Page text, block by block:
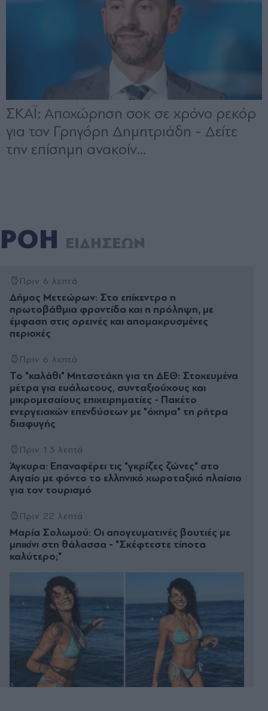
ΡΟΗ ΕΙΔΗΣΕΩΝ
Πριν 6 λεπτά
Δήμος Μετεώρων: Στο επίκεντρο η
πρωτοβάθμια φροντίδα και η πρόληψη, με
έμφαση στις ορεινές και απομακρυσμένες
περιοχές
Πριν 6 λεπτά
Το "καλάθι" Μητσοτάκη για τη ΔΕΘ: Στοχευμένα
μέτρα για ευάλωτους, συνταξιούχους και
μικρομεσαίους επιχειρηματίες - Πακέτο
ενεργειακών επενδύσεων με "όχημα" τη ρήτρα
διαφυγής
Πριν 13 λεπτά
Άγκυρα: Επαναφέρει τις "γκρίζες ζώνες" στο
Αιγαίο με φόντο το ελληνικό χωροταξικό πλαίσιο
για τον τουρισμό
Πριν 22 λεπτά
Μαρία Σολωμού: Οι απογευματινές βουτιές με
μπικίνι στη θάλασσα - "Σκέφτεστε τίποτα
καλύτερο;"